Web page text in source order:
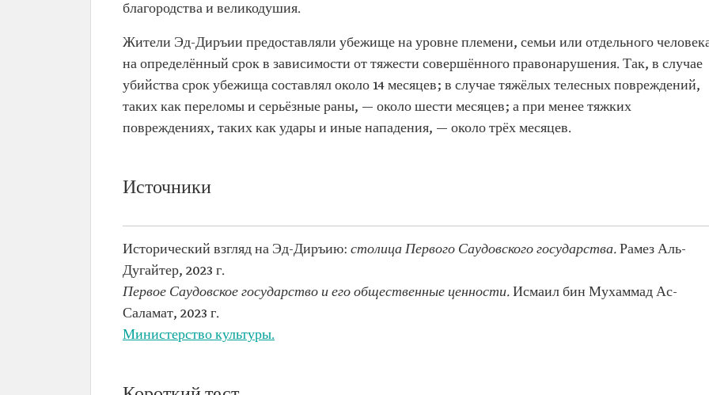
благородства и великодушия.
Жители Эд-Диръии предоставляли убежище на уровне племени, семьи или отдельного
на определённый срок в зависимости от тяжести совершённого правонарушения. Так, в случае
убийства срок убежища составлял около 14 месяцев; в случае тяжёлых телесных повреждений,
таких как переломы и серьёзные раны, — около шести месяцев; а при менее тяжких
повреждениях, таких как удары и иные нападения, — около трёх месяцев.
Источники
Исторический взгляд на Эд-Диръию: столица Первого Саудовского государства.Рамез Аль-
Дугайтер, 2023 г.
Первое Саудовское государство и его общественные ценности.Исмаил бин Мухаммад Ас-
Саламат, 2023 г.
Министерство культуры.